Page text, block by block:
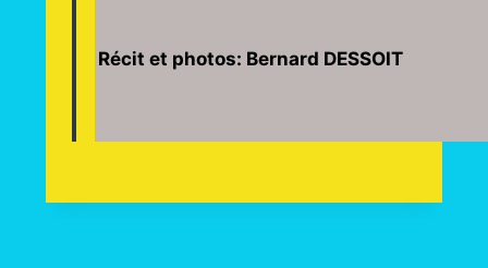
Récit et photos: Bernard DESSOIT